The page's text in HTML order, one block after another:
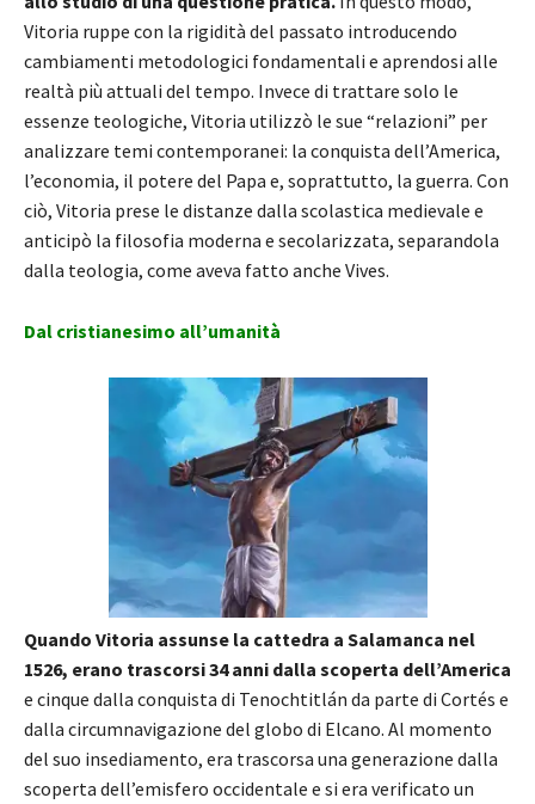
Vitoria ruppe con la rigidità del passato introducendo
cambiamenti metodologici fondamentali e aprendosi alle
realtà più attuali del tempo. Invece di trattare solo le
essenze teologiche, Vitoria utilizzò le sue “relazioni” per
analizzare temi contemporanei: la conquista dell’America,
l’economia, il potere del Papa e, soprattutto, la guerra. Con
ciò, Vitoria prese le distanze dalla scolastica medievale e
anticipò la filosofia moderna e secolarizzata, separandola
dalla teologia, come aveva fatto anche Vives.
Dal cristianesimo all’umanità
Quando Vitoria assunse la cattedra a Salamanca nel
1526, erano trascorsi 34 anni dalla scoperta dell’America
e cinque dalla conquista di Tenochtitlán da parte di Cortés e
dalla circumnavigazione del globo di Elcano. Al momento
del suo insediamento, era trascorsa una generazione dalla
scoperta dell’emisfero occidentale e si era verificato un